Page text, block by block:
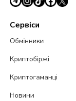
Сервіси
Обмінники
Криптобіржі
Криптогаманці
Новини